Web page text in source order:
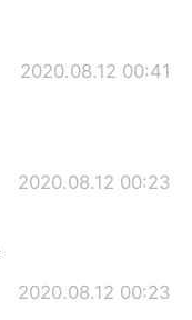
2020.08.12 00:41
2020.08.12 00:23
2020.08.12 00:23